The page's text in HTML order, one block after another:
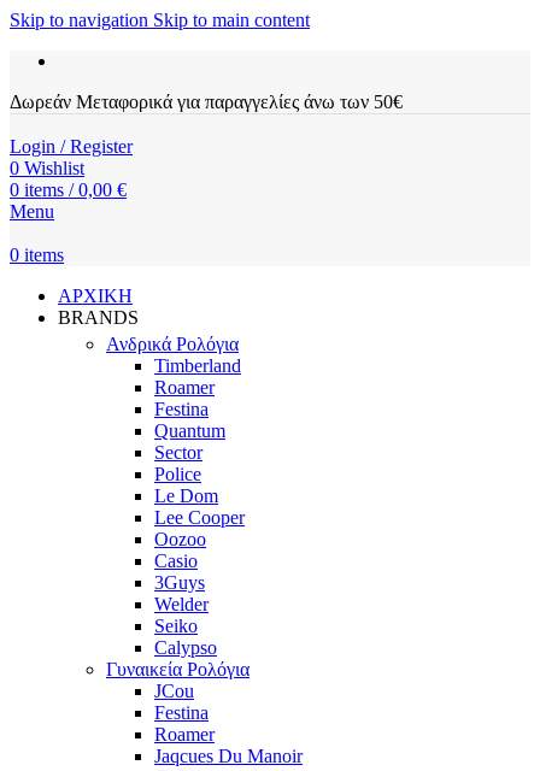
Skip to navigation Skip to main content
Δωρεάν Μεταφορικά για παραγγελίες άνω των 50€
Login / Register
0 Wishlist
0 items / 0,00 €
Menu
0 items
ΑΡΧΙΚΗ
BRANDS
Ανδρικά Ρολόγια
Timberland
Roamer
Festina
Quantum
Sector
Police
Le Dom
Lee Cooper
Oozoo
Casio
3Guys
Welder
Seiko
Calypso
Γυναικεία Ρολόγια
JCou
Festina
Roamer
Jaqcues Du Manoir